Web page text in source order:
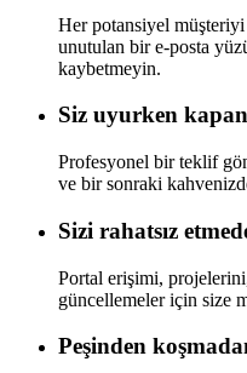
Her potansiyel
unutulan bir e-posta
kaybetmeyin.
Siz uyurken
Profesyonel bir teklif
ve bir sonraki
Sizi rahatsız
Portal erişimi,
güncellemeler için size
Peşinden